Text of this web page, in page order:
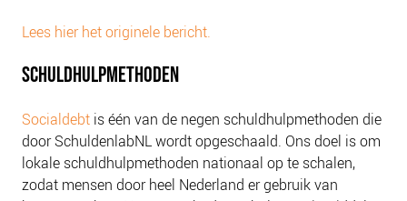
Lees hier het originele bericht.
SCHULDHULPMETHODEN
Socialdebt is één van de negen schuldhulpmethoden die
door SchuldenlabNL wordt opgeschaald. Ons doel is om
lokale schuldhulpmethoden nationaal op te schalen,
zodat mensen door heel Nederland er gebruik van